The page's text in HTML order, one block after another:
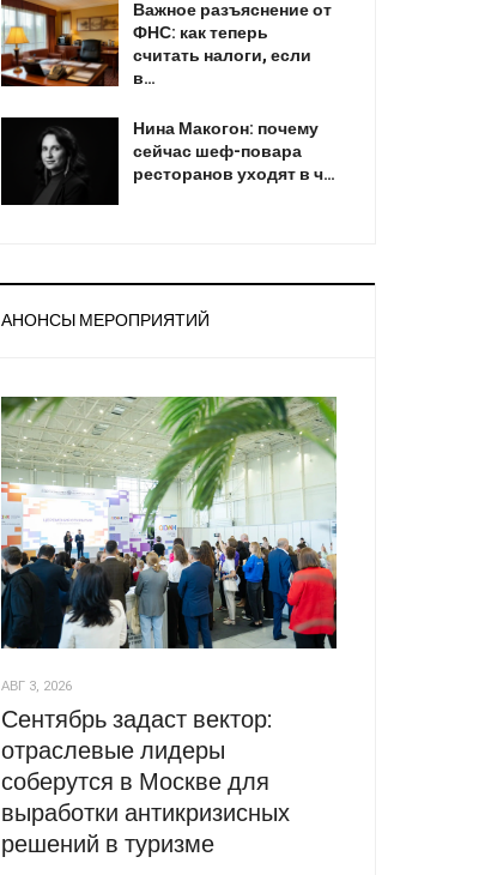
Важное разъяснение от
ФНС: как теперь
считать налоги, если
в…
Нина Макогон: почему
сейчас шеф-повара
ресторанов уходят в ч…
АНОНСЫ МЕРОПРИЯТИЙ
АВГ 3, 2026
Сентябрь задаст вектор:
отраслевые лидеры
соберутся в Москве для
выработки антикризисных
решений в туризме